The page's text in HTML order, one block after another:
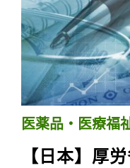
医薬品・医療福
【日本】厚